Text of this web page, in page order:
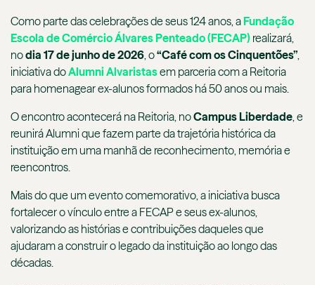
Como parte das celebrações de seus 124 anos, aFundação
Escola de Comércio Álvares Penteado (FECAP) realizará,
nodia 17 de junho de 2026, o“Café com os Cinquentões”,
iniciativa doAlumni Alvaristasem parceria com a Reitoria
para homenagear ex-alunos formados há 50 anos ou mais.
O encontro acontecerá na Reitoria, noCampus Liberdade, e
reunirá Alumni que fazem parte da trajetória histórica da
instituição em uma manhã de reconhecimento, memória e
reencontros.
Mais do que um evento comemorativo, a iniciativa busca
fortalecer o vínculo entre a FECAP e seus ex-alunos,
valorizando as histórias e contribuições daqueles que
ajudaram a construir o legado da instituição ao longo das
décadas.